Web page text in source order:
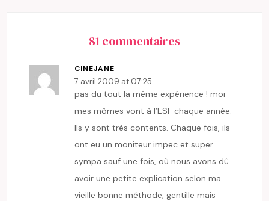
81 commentaires
CINEJANE
7 avril 2009 at 07:25
pas du tout la même expérience ! moi
mes mômes vont à l’ESF chaque année.
Ils y sont très contents. Chaque fois, ils
ont eu un moniteur impec et super
sympa sauf une fois, où nous avons dû
avoir une petite explication selon ma
vieille bonne méthode, gentille mais